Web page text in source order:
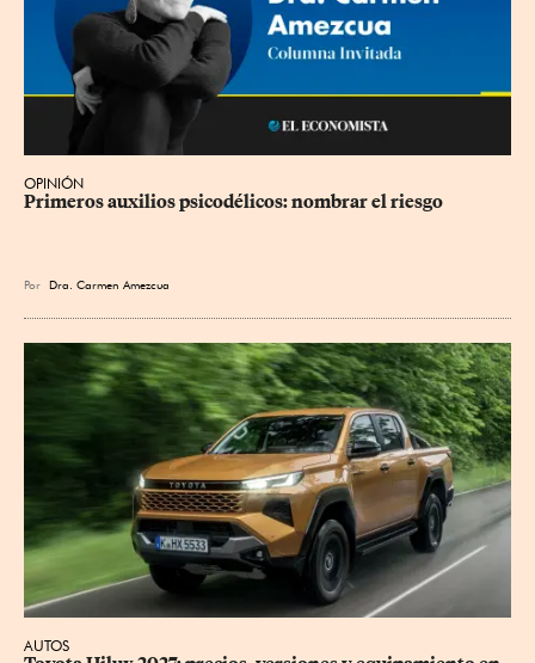
OPINIÓN
Primeros auxilios psicodélicos: nombrar el riesgo
Por Dra. Carmen Amezcua
AUTOS